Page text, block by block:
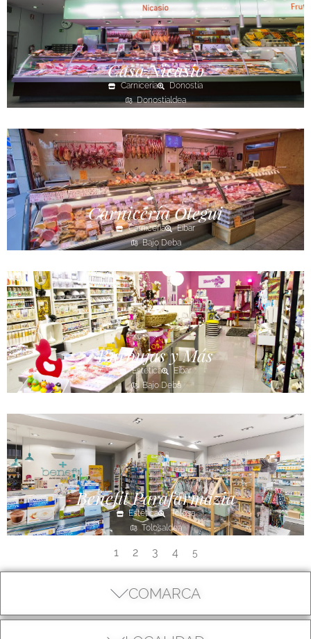
COMARCA
Casa Nicasio
Carnicería
Donostia
Donostialdea
Carnicería Otegui
Carnicería
Eibar
Bajo Deba
Burbujas y Más
Estética
Eibar
Bajo Deba
Benefit Parafarmazia
Estética
Tolosa
Tolosaldea
1 2 3 4 5